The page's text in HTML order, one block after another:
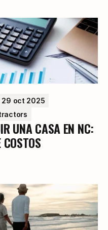
29 oct 2025
UNA CASA EN NC: